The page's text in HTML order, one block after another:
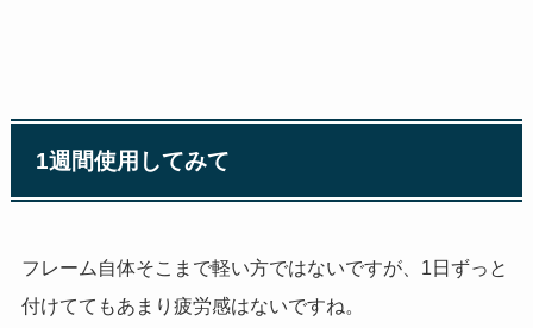
1週間使用してみて
フレーム自体そこまで軽い方ではないですが、 1 日ずっと
付けててもあまり疲労感はないですね。